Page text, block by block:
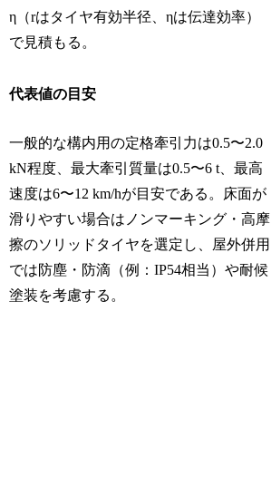
η（rはタイヤ有効半径、ηは伝達効率）
で見積もる。
代表値の目安
一般的な構内用の定格牽引力は0.5〜2.0
kN程度、最大牽引質量は0.5〜6 t、最高
速度は6〜12 km/hが目安である。床面が
滑りやすい場合はノンマーキング・高摩
擦のソリッドタイヤを選定し、屋外併用
では防塵・防滴（例：IP54相当）や耐候
塗装を考慮する。